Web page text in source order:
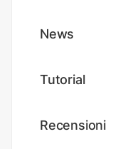
News
Tutorial
Recensioni